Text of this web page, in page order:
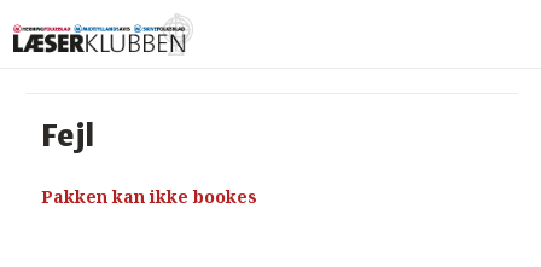
Fejl
Pakken kan ikke bookes